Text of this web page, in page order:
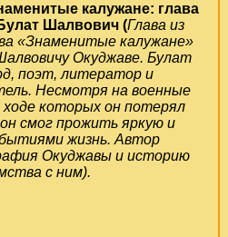
калужане: глава
Шалвович (Глава из
«Знаменитые калужане»
Окуджаве. Булат
поэт, литератор и
Несмотря на военные
ходе которых он потерял
смог прожить яркую и
жизнь. Автор
Окуджавы и историю
с ним).